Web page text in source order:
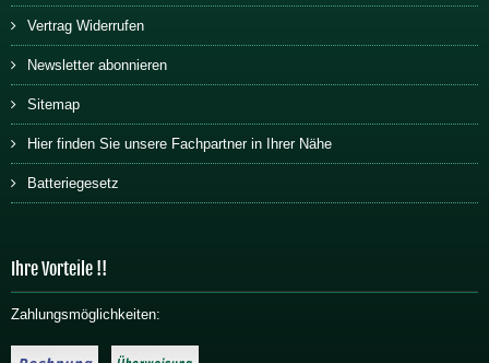
Vertrag Widerrufen
Newsletter abonnieren
Sitemap
Hier finden Sie unsere Fachpartner in Ihrer Nähe
Batteriegesetz
Ihre Vorteile !!
Zahlungsmöglichkeiten: